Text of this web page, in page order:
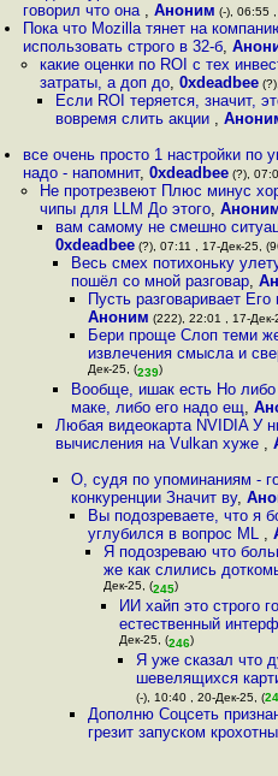
говорил что она ,Аноним (-), 06:55
Пока что Mozilla тянет на
использовать строго в 32-б,
какие оценки по ROI с тех
затраты, а доп до, 0xdeadbee
Если ROI теряется, значит,
вовремя слить акции ,
все очень просто 1 настройки
надо - напомнит,0xdeadbee (?),
Не протрезвеют Плюс минус
чипы для LLM До этого,
вам самому не смешно
0xdeadbee(?), 07:11 , 17-Дек-25,
Весь смех потихоньку
пошёл со мной разговар,
Пусть разговаривает
Аноним (222), 22:01 , 17-Дек-
Бери проще Слоп теми
извлечения смысла и
Дек-25, (239)
Вообще, ишак есть Но
маке, либо его надо ещ,
Любая видеокарта NVIDIA У
вычисления на Vulkan хуже ,
О, судя по упоминаниям -
конкуренции Значит ву,
Вы подозреваете, что я
углубился в вопрос ML ,
Я подозреваю что
же как слились
Дек-25, (245)
ИИ хайп это строго
естественный
Дек-25, (246)
Я уже сказал что
шевелящихся
(-), 10:40 , 20-Дек-25, (
Дополню Соцсеть
грезит запуском